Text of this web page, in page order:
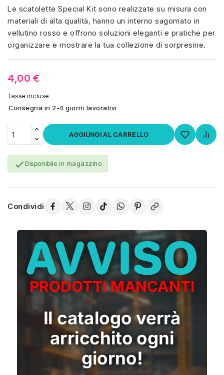
Le scatolette Special Kit sono realizzate su misura con
materiali di alta qualità, hanno un interno sagomato in
vellutino rosso e offrono soluzioni eleganti e pratiche per
organizzare e mostrare la tua collezione di sorpresine.
4,00 €
Tasse incluse
Consegna in 2-4 giorni lavorativi
AGGIUNGI AL CARRELLO
Disponibile in magazzino
Condividi